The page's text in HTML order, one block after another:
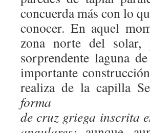
concuerda más con lo
conocer. En aquel
zona norte del solar,
sorprendente laguna
importante
realiza de la capilla
forma
de cruz griega inscrita